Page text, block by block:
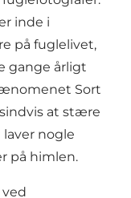
inde i
på fuglelivet,
gange årligt
Sort
at stære
nogle
på himlen.